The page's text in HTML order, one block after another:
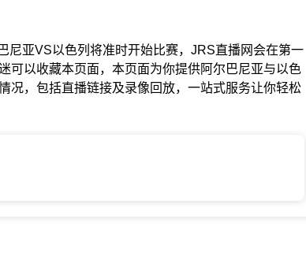
尼亚VS以色列将准时开始比赛，JRS直播网会在第一
可以收藏本页面，本页面为你提供阿尔巴尼亚与以色
况，包括直播链接及录像回放，一站式服务让你轻松